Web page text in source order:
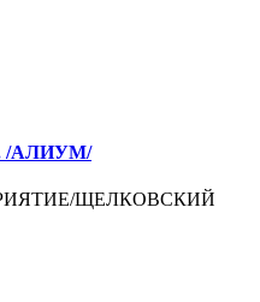
/АЛИУМ/
ЩЕЛКОВСКИЙ